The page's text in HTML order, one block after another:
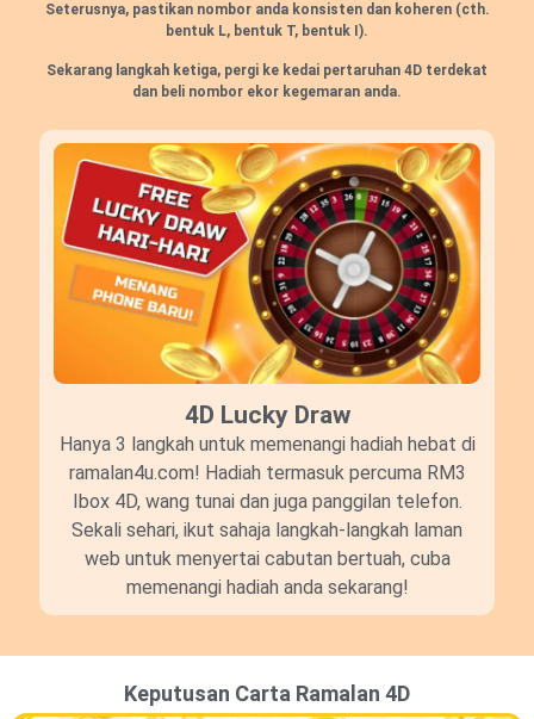
Seterusnya, pastikan nombor anda konsisten dan koheren (cth.
bentuk L, bentuk T, bentuk I).
Sekarang langkah ketiga, pergi ke kedai pertaruhan 4D terdekat
dan beli nombor ekor kegemaran anda.
4D Lucky Draw​
Hanya 3 langkah untuk memenangi hadiah hebat di
ramalan4u.com! Hadiah termasuk percuma RM3
Ibox 4D, wang tunai dan juga panggilan telefon.
Sekali sehari, ikut sahaja langkah-langkah laman
web untuk menyertai cabutan bertuah, cuba
memenangi hadiah anda sekarang!
Keputusan Carta Ramalan 4D